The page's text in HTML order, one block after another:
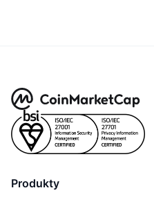
Produkty